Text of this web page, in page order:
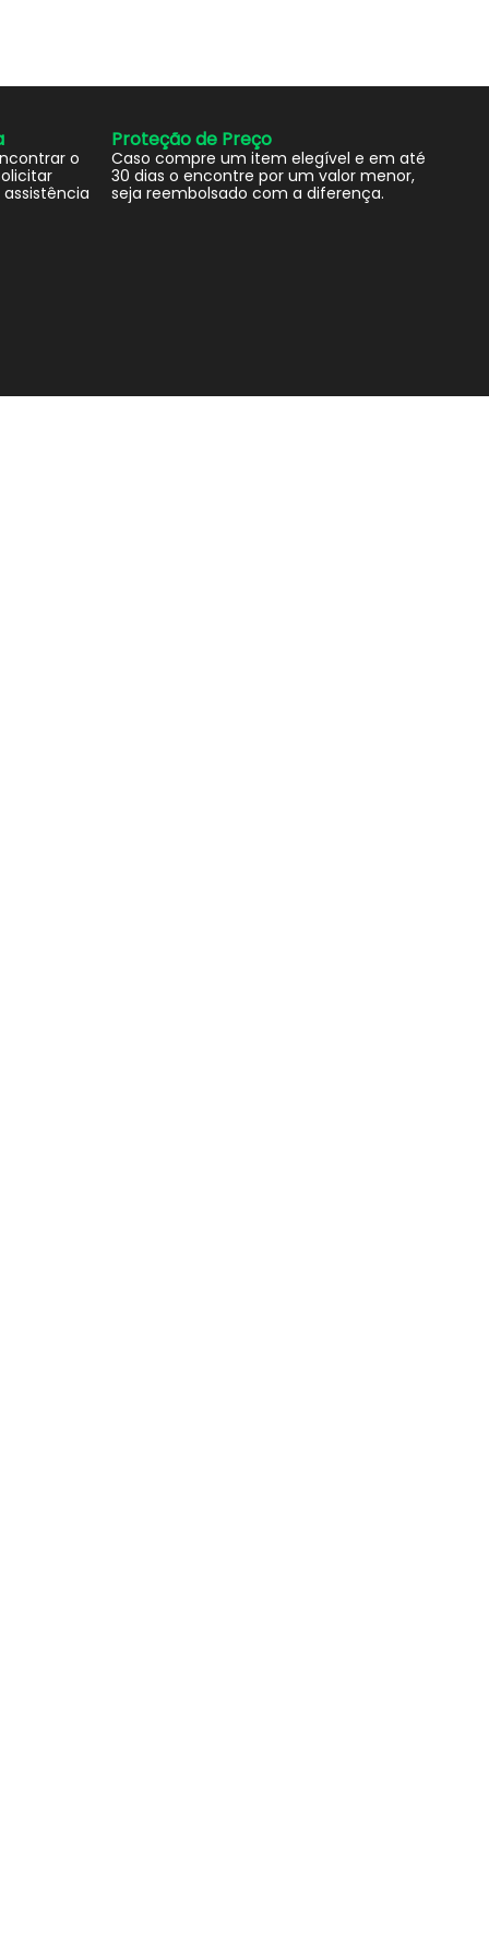
o
Proteção de Preço
Caso compre um item elegível e em até
30 dias o encontre por um valor menor,
seja reembolsado com a diferença.